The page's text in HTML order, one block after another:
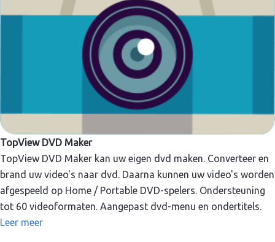
TopView DVD Maker
TopView DVD Maker kan uw eigen dvd maken. Converteer en
brand uw video's naar dvd. Daarna kunnen uw video's worden
afgespeeld op Home / Portable DVD-spelers. Ondersteuning
tot 60 videoformaten. Aangepast dvd-menu en ondertitels.
Leer meer